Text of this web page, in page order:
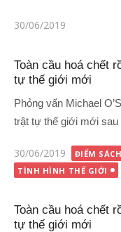
Đăng
30/06/2019
Toàn cầu hoá chết
tự thế giới mới
Phỏng vấn Michael
trật tự thế giới mới sau
Đăng
vào
30/06/2019 ĐIỂM SÁCH
TÌNH HÌNH THẾ GIỚI
Toàn cầu hoá chết
tự thế giới mới